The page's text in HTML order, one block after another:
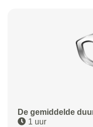
De gemiddelde
1 uur